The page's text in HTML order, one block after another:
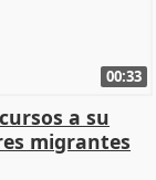
00:33
a su
migrantes